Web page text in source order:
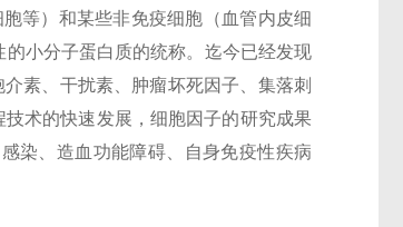
胞等）和某些非免疫细胞（血管内皮细
小分子蛋白质的统称。迄今已经发现
素、干扰素、肿瘤坏死因子、集落刺
术的快速发展，细胞因子的研究成果
染、造血功能障碍、自身免疫性疾病